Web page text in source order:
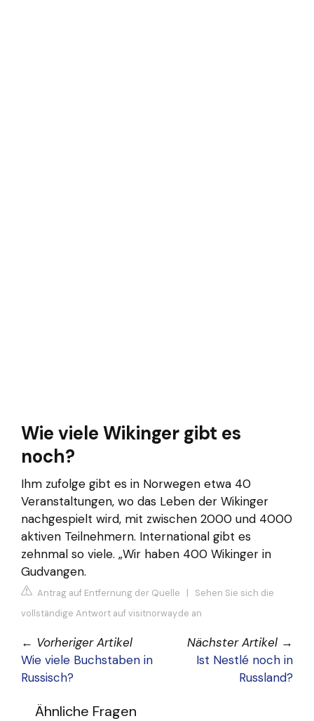
Wie viele Wikinger gibt es
noch?
Ihm zufolge gibt es in Norwegen etwa 40
Veranstaltungen, wo das Leben der Wikinger
nachgespielt wird, mit zwischen 2000 und 4000
aktiven Teilnehmern. International gibt es
zehnmal so viele. „Wir haben 400 Wikinger in
Gudvangen.
Antrag auf Entfernung der Quelle | Sehen Sie sich die
vollständige Antwort auf visitnorway.de an
← Vorheriger Artikel
Wie viele Buchstaben in
Russisch?
Nächster Artikel →
Ist Nestlé noch in
Russland?
Ähnliche Fragen